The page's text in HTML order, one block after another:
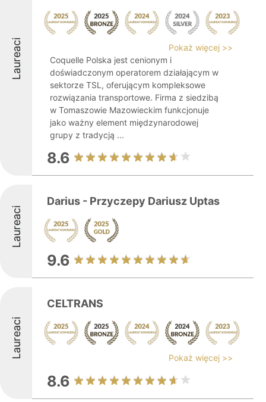
Laureaci
Pokaż więcej >>
Coquelle Polska jest cenionym i
doświadczonym operatorem działającym w
sektorze TSL, oferującym kompleksowe
rozwiązania transportowe. Firma z siedzibą
w Tomaszowie Mazowieckim funkcjonuje
jako ważny element międzynarodowej
grupy z tradycją ...
8.6
Laureaci
Darius - Przyczepy Dariusz Uptas
9.6
Laureaci
CELTRANS
Pokaż więcej >>
8.6